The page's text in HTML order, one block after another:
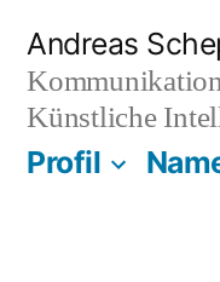
Inhalt
springen
Andreas
Künstliche
Profil